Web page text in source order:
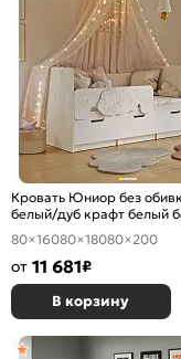
Кровать Юниор без
белый/дуб крафт белый
800x1600, изголовье
80×16080×18080×200
от 11 681₽
В корзину